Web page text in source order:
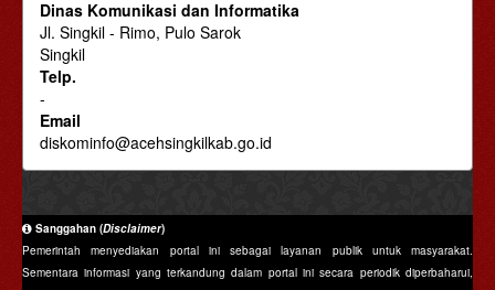
Dinas Komunikasi dan Informatika
Jl. Singkil - Rimo, Pulo Sarok
Singkil
Telp.
-
Email
diskominfo@acehsingkilkab.go.id
Sanggahan (Disclaimer)
Pemerintah menyediakan portal ini sebagai layanan publik untuk masyarakat.
Sementara informasi yang terkandung dalam portal ini secara periodik diperbaharui,